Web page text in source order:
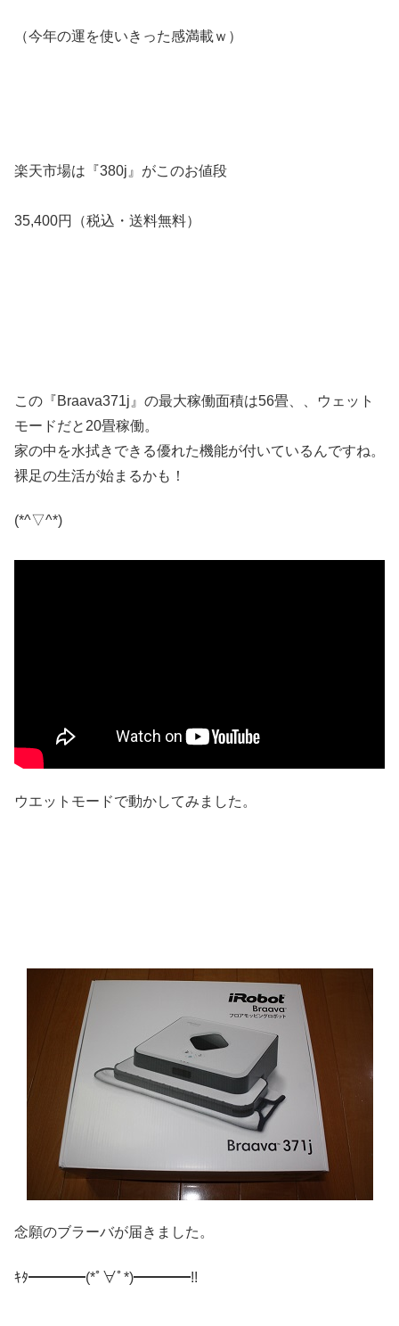
（今年の運を使いきった感満載ｗ）
楽天市場は『380j』がこのお値段
35,400円（税込・送料無料）
この『Braava371j』の最大稼働面積は56畳、、ウェット
モードだと20畳稼働。
家の中を水拭きできる優れた機能が付いているんですね。
裸足の生活が始まるかも！
(*^▽^*)
ウエットモードで動かしてみました。
念願のブラーバが届きました。
ｷﾀ━━━━(*ﾟ∀ﾟ*)━━━━!!